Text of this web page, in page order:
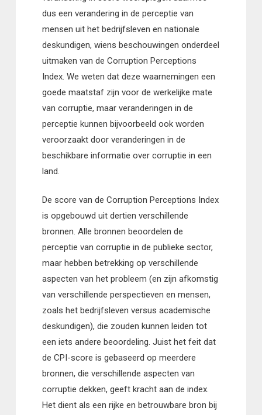
dus een verandering in de perceptie van
mensen uit het bedrijfsleven en nationale
deskundigen, wiens beschouwingen onderdeel
uitmaken van de Corruption Perceptions
Index. We weten dat deze waarnemingen een
goede maatstaf zijn voor de werkelijke mate
van corruptie, maar veranderingen in de
perceptie kunnen bijvoorbeeld ook worden
veroorzaakt door veranderingen in de
beschikbare informatie over corruptie in een
land.
De score van de Corruption Perceptions Index
is opgebouwd uit dertien verschillende
bronnen. Alle bronnen beoordelen de
perceptie van corruptie in de publieke sector,
maar hebben betrekking op verschillende
aspecten van het probleem (en zijn afkomstig
van verschillende perspectieven en mensen,
zoals het bedrijfsleven versus academische
deskundigen), die zouden kunnen leiden tot
een iets andere beoordeling. Juist het feit dat
de CPI-score is gebaseerd op meerdere
bronnen, die verschillende aspecten van
corruptie dekken, geeft kracht aan de index.
Het dient als een rijke en betrouwbare bron bij